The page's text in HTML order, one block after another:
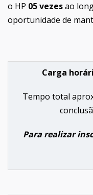
o HP 05 vezesao
oportunidade de
Carga
Tempo total
Para realizar